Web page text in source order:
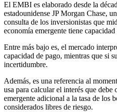
El EMBI es elaborado desde la
estadounidense JP Morgan Chase,
consulta de los inversionistas que
economía emergente tiene
Entre más bajo es, el mercado
capacidad de pago, mientras que si
incertidumbre.
Además, es una referencia al
usa para calcular el interés que debe
emergente adicional a la tasa de los
considerados libres de riesgo.